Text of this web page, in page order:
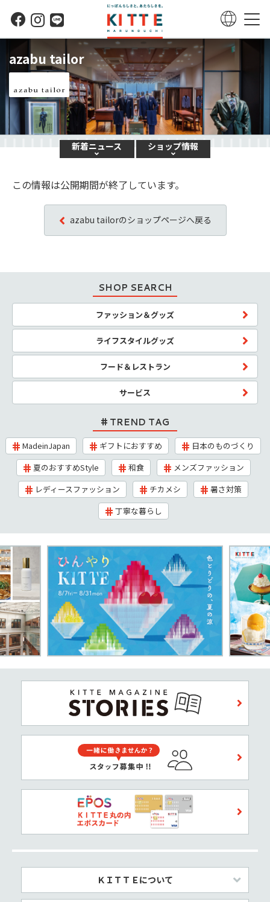
azabu tailor
新着ニュース ショップ情報
この情報は公開期間が終了しています。
azabu tailorのショップページへ戻る
SHOP SEARCH
ファッション＆グッズ
ライフスタイルグッズ
フード＆レストラン
サービス
TREND TAG
MadeinJapan ギフトにおすすめ
日本のものづくり
夏のおすすめStyle
和食
メンズファッション
レディースファッション
チカメシ
暑さ対策
丁寧な暮らし
ＫＩＴＴＥについて